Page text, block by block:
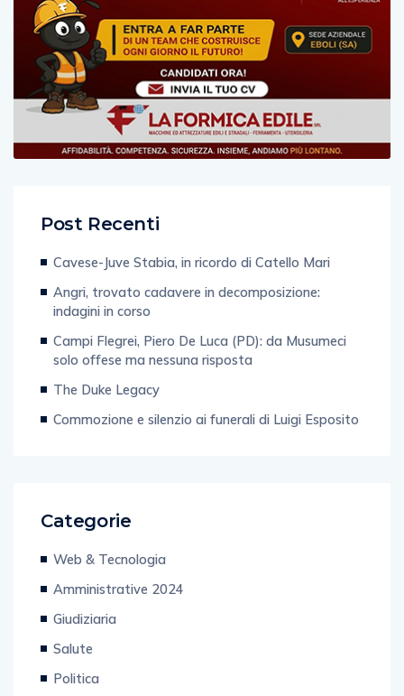
Post Recenti
Cavese-Juve Stabia, in ricordo di Catello Mari
Angri, trovato cadavere in decomposizione:
indagini in corso
Campi Flegrei, Piero De Luca (PD): da Musumeci
solo offese ma nessuna risposta
The Duke Legacy
Commozione e silenzio ai funerali di Luigi Esposito
Categorie
Web & Tecnologia
Amministrative 2024
Giudiziaria
Salute
Politica